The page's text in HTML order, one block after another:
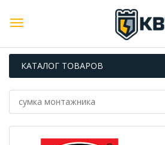
КАТАЛОГ ТОВАРОВ